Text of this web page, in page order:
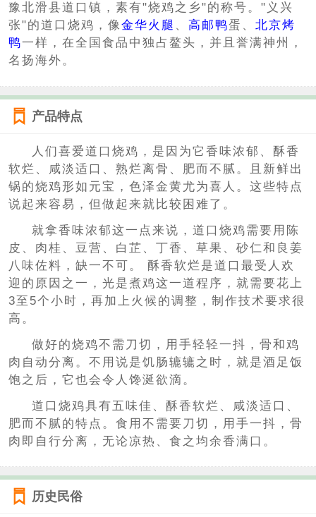
豫北滑县道口镇，素有"烧鸡之乡"的称号。"义兴
张"的道口烧鸡，像金华火腿 、 高邮鸭蛋、 北京烤
鸭一样，在全国食品中独占鳌头，并且誉满神州，
名扬海外。
产品特点
人们喜爱道口烧鸡，是因为它香味浓郁、酥香
软烂、咸淡适口、熟烂离骨、肥而不腻。且新鲜出
锅的烧鸡形如元宝，色泽金黄尤为喜人。这些特点
说起来容易，但做起来就比较困难了。
就拿香味浓郁这一点来说，道口烧鸡需要用陈
皮、肉桂、豆营、白芷、丁香、草果、砂仁和良姜
八味佐料，缺一不可。 酥香软烂是道口最受人欢
迎的原因之一，光是煮鸡这一道程序，就需要花上
3至5个小时，再加上火候的调整，制作技术要求很
高。
做好的烧鸡不需刀切，用手轻轻一抖，骨和鸡
肉自动分离。不用说是饥肠辘辘之时，就是酒足饭
饱之后，它也会令人馋涎欲滴。
道口烧鸡具有五味佳、酥香软烂、咸淡适口、
肥而不腻的特点。食用不需要刀切，用手一抖，骨
肉即自行分离，无论凉热、食之均余香满口。
历史民俗